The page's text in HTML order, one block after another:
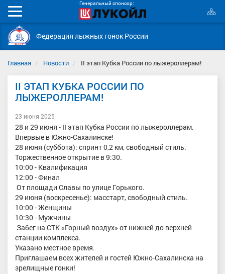
Генеральный спонсор:
Мобильное
меню
Федерация лыжных гонок России
Главная Новости II этап Кубка России по лыжероллерам!
II ЭТАП КУБКА РОССИИ ПО
ЛЫЖЕРОЛЛЕРАМ!
23 июня 2025
28 и 29 июня - II этап Кубка России по лыжероллерам.
Впервые в Южно-Сахалинске!
28 июня (суббота): спринт 0,2 км, свободный стиль.
Торжественное открытие в 9:30.
10:00 - Квалификация
12:00 - Финал
От площади Славы по улице Горького.
29 июня (воскресенье): масстарт, свободный стиль.
10:00 - Женщины
10:30 - Мужчины
Забег на СТК «Горный воздух» от нижней до верхней
станции комплекса.
Указано местное время.
Приглашаем всех жителей и гостей Южно-Сахалинска на
зрелищные гонки!